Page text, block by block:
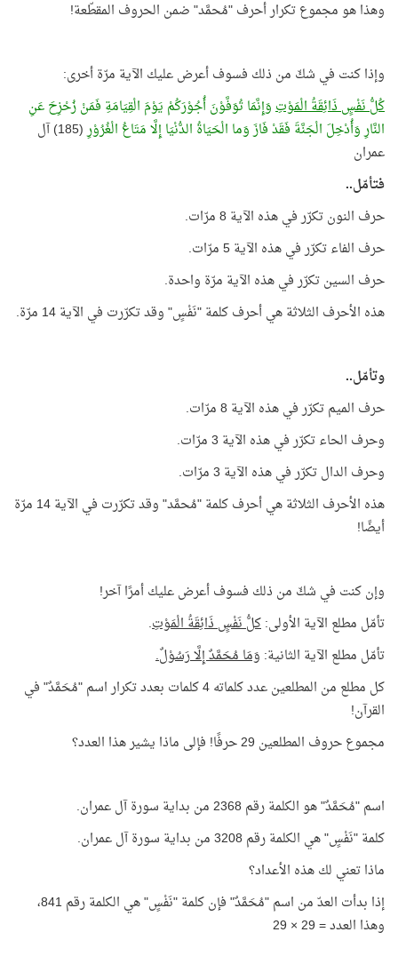
وهذا هو مجموع تكرار أحرف "مُحمَّد" ضمن الحروف المقطّعة!
وإذا كنت في شكّ من ذلك فسوف أعرض عليك الآية مرّة أخرى:
كُلُّ نَفْسٍ ذَائِقَةُ الْمَوْتِوَإِنَّمَا تُوَفَّوْنَ أُجُوْرَكُمْ يَوْمَ الْقِيَامَةِ فَمَنْ زُحْزِحَ عَنِ
النَّارِ وَأُدْخِلَ الْجَنَّةَ فَقَدْ فَازَ وَما الْحَيَاةُ الدُّنْيَا إِلَّا مَتَاعُ الْغُرُوْرِ
(185) آل
عمران
فتأمّل..
حرف النون تكرّر في هذه الآية 8 مرّات.
حرف الفاء تكرّر في هذه الآية 5 مرّات.
حرف السين تكرّر في هذه الآية مرّة واحدة.
هذه الأحرف الثلاثة هي أحرف كلمة "نَفْسٍ" وقد تكرّرت في الآية 14 مرّة.
وتأمّل..
حرف الميم تكرّر في هذه الآية 8 مرّات.
وحرف الحاء تكرّر في هذه الآية 3 مرّات.
وحرف الدال تكرّر في هذه الآية 3 مرّات.
هذه الأحرف الثلاثة هي أحرف كلمة "مُحمَّد" وقد تكرّرت في الآية 14 مرّة
أيضًا!
وإن كنت في شكّ من ذلك فسوف أعرض عليك أمرًا آخر!
تأمّل مطلع الآية الأولى:كلُّ نَفْسٍ ذَائِقَةُ الْمَوْتِ.
تأمّل مطلع الآية الثانية: وَمَا مُحَمَّدٌ إِلَّا رَسُوْلٌ.
كل مطلع من المطلعين عدد كلماته 4 كلمات بعدد تكرار اسم "مُحَمَّدٌ" في
القرآن!
مجموع حروف المطلعين 29 حرفًا! فإلى ماذا يشير هذا العدد؟
اسم "مُحَمَّدٌ" هو الكلمة رقم 2368 من بداية سورة آل عمران.
كلمة "نَفْسٍ" هي الكلمة رقم 3208 من بداية سورة آل عمران.
ماذا تعني لك هذه الأعداد؟
إذا بدأت العدّ من اسم "مُحَمَّدٌ" فإن كلمة "نَفْسٍ" هي الكلمة رقم 841،
وهذا العدد = 29 × 29